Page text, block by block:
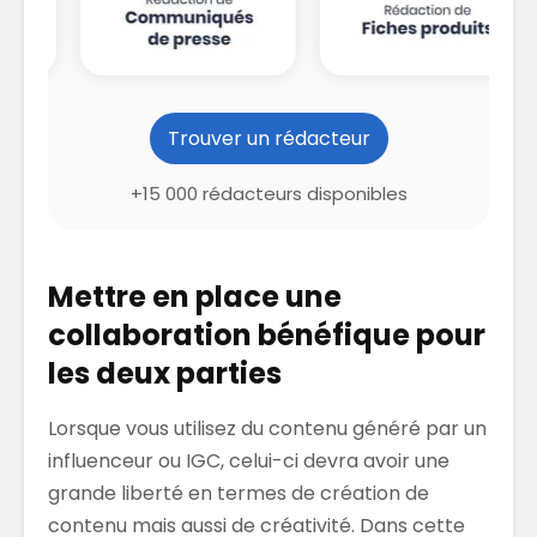
Trouver un rédacteur
+15 000 rédacteurs disponibles
Mettre en place une
collaboration bénéfique pour
les deux parties
Lorsque vous utilisez du contenu généré par un
influenceur ou IGC, celui-ci devra avoir une
grande liberté en termes de création de
contenu mais aussi de créativité. Dans cette